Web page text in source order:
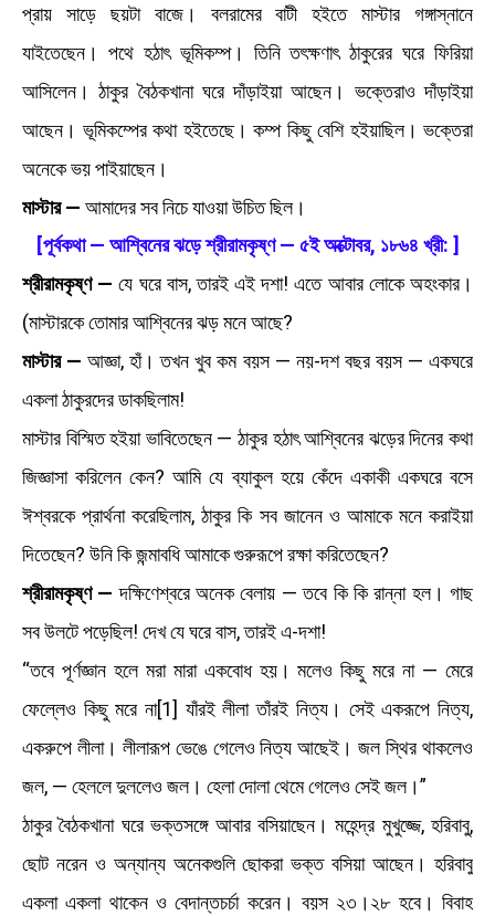
প্রায় সাড়ে ছয়টা বাজে। বলরামের বাটী হইতে মাস্টার গঙ্গাস্নানে
যাইতেছেন। পথে হঠাৎ ভূমিকম্প। তিনি তৎক্ষণাৎ ঠাকুরের ঘরে ফিরিয়া
আসিলেন। ঠাকুর বৈঠকখানা ঘরে দাঁড়াইয়া আছেন। ভক্তেরাও দাঁড়াইয়া
আছেন। ভূমিকম্পের কথা হইতেছে। কম্প কিছু বেশি হইয়াছিল। ভক্তেরা
অনেকে ভয় পাইয়াছেন।
মাস্টার — আমাদের সব নিচে যাওয়া উচিত ছিল।
[পূর্বকথা — আশ্বিনের ঝড়ে শ্রীরামকৃষ্ণ — ৫ই অক্টোবর, ১৮৬৪ খ্রী: ]
শ্রীরামকৃষ্ণ — যে ঘরে বাস, তারই এই দশা! এতে আবার লোকে অহংকার।
(মাস্টারকে তোমার আশ্বিনের ঝড় মনে আছে?
মাস্টার — আজ্ঞা, হাঁ। তখন খুব কম বয়স — নয়-দশ বছর বয়স — একঘরে
একলা ঠাকুরদের ডাকছিলাম!
মাস্টার বিস্মিত হইয়া ভাবিতেছেন — ঠাকুর হঠাৎ আশ্বিনের ঝড়ের দিনের কথা
জিজ্ঞাসা করিলেন কেন? আমি যে ব্যাকুল হয়ে কেঁদে একাকী একঘরে বসে
ঈশ্বরকে প্রার্থনা করেছিলাম, ঠাকুর কি সব জানেন ও আমাকে মনে করাইয়া
দিতেছেন? উনি কি জন্মাবধি আমাকে গুরুরূপে রক্ষা করিতেছেন?
শ্রীরামকৃষ্ণ — দক্ষিণেশ্বরে অনেক বেলায় — তবে কি কি রান্না হল। গাছ
সব উলটে পড়েছিল! দেখ যে ঘরে বাস, তারই এ-দশা!
“তবে পূর্ণজ্ঞান হলে মরা মারা একবোধ হয়। মলেও কিছু মরে না — মেরে
ফেল্লেও কিছু মরে না[1] যাঁরই লীলা তাঁরই নিত্য। সেই একরূপে নিত্য,
একরুপে লীলা। লীলারূপ ভেঙে গেলেও নিত্য আছেই। জল স্থির থাকলেও
জল, — হেললে দুললেও জল। হেলা দোলা থেমে গেলেও সেই জল।”
ঠাকুর বৈঠকখানা ঘরে ভক্তসঙ্গে আবার বসিয়াছেন। মহেন্দ্র মুখুজ্জে, হরিবাবু,
ছোট নরেন ও অন্যান্য অনেকগুলি ছোকরা ভক্ত বসিয়া আছেন। হরিবাবু
একলা একলা থাকেন ও বেদান্তচর্চা করেন। বয়স ২৩।২৮ হবে। বিবাহ